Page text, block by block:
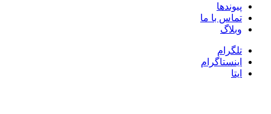
پیوندها
تماس با ما
وبلاگ
تلگرام
اینستاگرام
ایتا